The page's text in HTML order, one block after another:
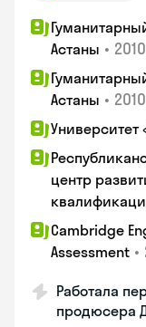
Астаны •
Астаны •
Университет
центр
Cambridge
Assessment •
Работала
продюсера